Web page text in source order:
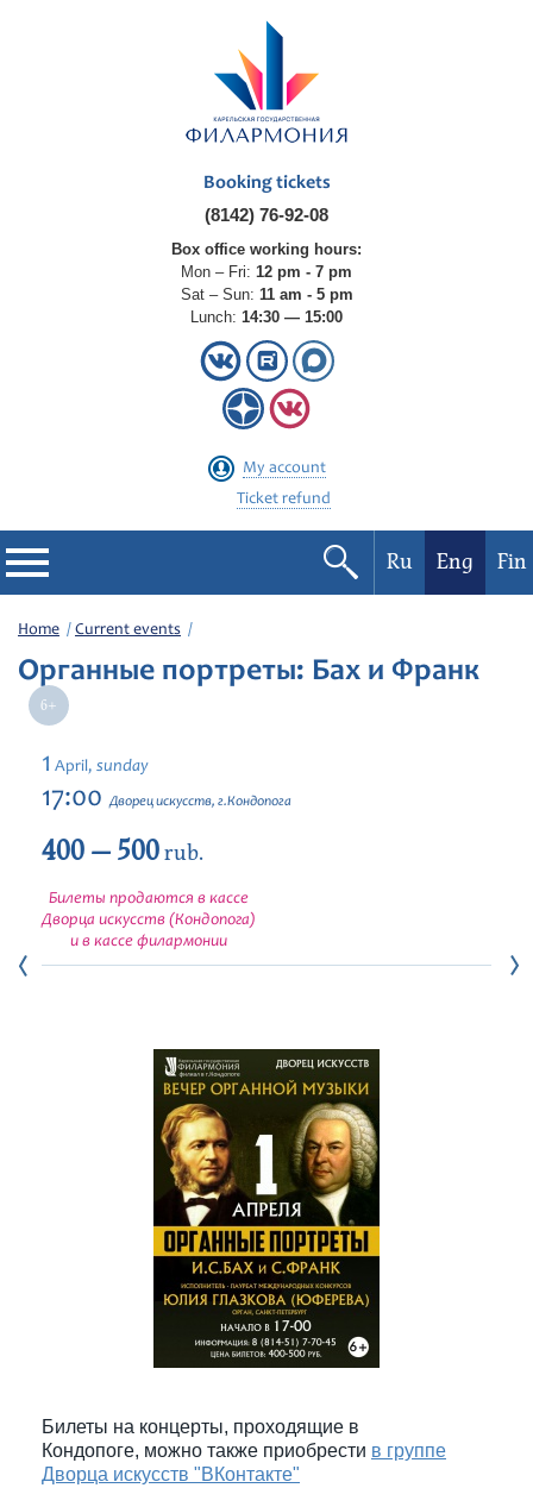
Booking tickets
(8142) 76-92-08
Box office working hours:
Mon – Fri: 12 pm - 7 pm
Sat – Sun: 11 am - 5 pm
Lunch: 14:30 — 15:00
My account
Ticket refund
Philharmonic
Current events
Festivals
Ru Eng Fin
Home Current events
Органные портреты: Бах и Франк
1 April, sunday
17:00 Дворец искусств, г.Кондопога
400 — 500rub.
Билеты продаются в кассе
Дворца искусств (Кондопога)
и в кассе филармонии
Билеты на концерты, проходящие в
Кондопоге, можно также приобрести в группе
Дворца искусств "ВКонтакте"